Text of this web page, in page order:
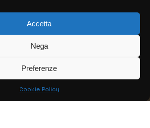
Accetta
Nega
Preferenze
Cookie Policy